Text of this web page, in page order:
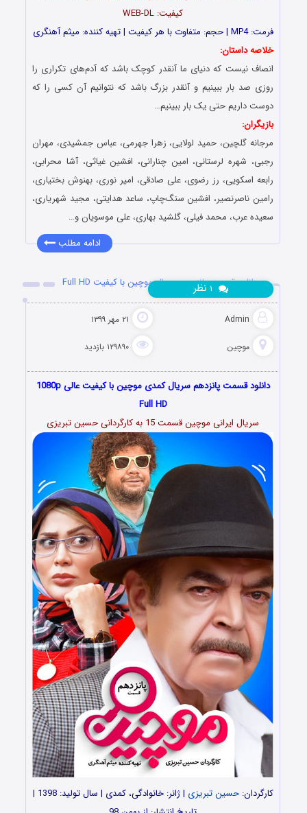
کیفیت: WEB-DL
فرمت: MP4 | حجم: متفاوت با هر کیفیت | تهیه کننده: میثم آهنگری
خلاصه داستان:
انصاف نیست که دنیای ما آنقدر کوچک باشد که آدم‌های تکراری را
روزی صد بار ببینیم و آنقدر بزرگ باشد که نتوانیم آن کسی را که
دوست داریم حتی یک بار ببینیم…
بازیگران:
مرجانه گلچین، حمید لولایی، زهرا جهرمی، عباس جمشیدی، مهران
رجبی، شهره لرستانی، امین چنارانی، افشین غیاثی، آشا محرابی،
رابعه اسکویی، رز رضوی، علی صادقی، امیر نوری، بهنوش بختیاری،
رامین ناصرنصیر، افشین سنگ‌چاپ، ساعد هدایتی، مجید شهریاری،
سعیده عرب، محمد فیلی، گلشید بهاری، علی موسویان و…
ادامه مطلب
دانلود قسمت پانزدهم سریال موچین با کیفیت Full HD
Admin ۲۱ مهر ۱۳۹۹
موچین ۱۲۹۸۹۰ بازدید
نظر
دانلود قسمت پانزدهم سریال کمدی موچین با کیفیت عالی 1080p
Full HD
سریال ایرانی موچین قسمت 15 به کارگردانی حسین تبریزی
کارگردان:حسین تبریزی
| ژانر: خانوادگی، کمدی | سال تولید: 1398 |